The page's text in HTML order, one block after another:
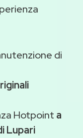
di
Hotpoint a
Lupari